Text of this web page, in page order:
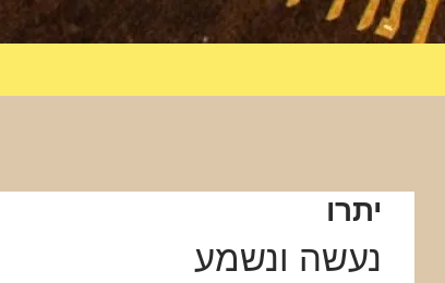
יתרו
נעשה ונשמע